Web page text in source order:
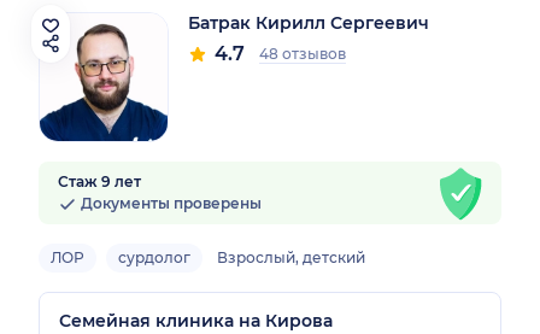
Батрак Кирилл Сергеевич
4.7 48 отзывов
Стаж 9 лет
Документы проверены
ЛОР сурдолог Взрослый, детский
Семейная клиника на Кирова